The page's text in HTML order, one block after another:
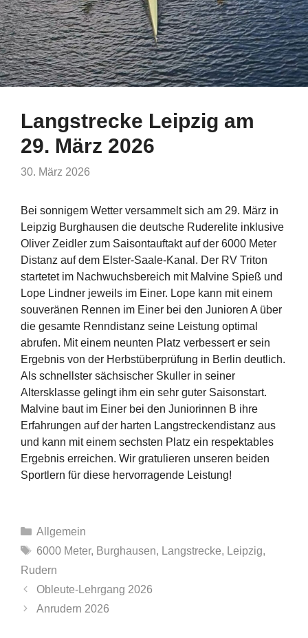
Langstrecke Leipzig am
29. März 2026
30. März 2026
Bei sonnigem Wetter versammelt sich am 29. März in
Leipzig Burghausen die deutsche Ruderelite inklusive
Oliver Zeidler zum Saisontauftakt auf der 6000 Meter
Distanz auf dem Elster-Saale-Kanal. Der RV Triton
startetet im Nachwuchsbereich mit Malvine Spieß und
Lope Lindner jeweils im Einer. Lope kann mit einem
souveränen Rennen im Einer bei den Junioren A über
die gesamte Renndistanz seine Leistung optimal
abrufen. Mit einem neunten Platz verbessert er sein
Ergebnis von der Herbstüberprüfung in Berlin deutlich.
Als schnellster sächsischer Skuller in seiner
Altersklasse gelingt ihm ein sehr guter Saisonstart.
Malvine baut im Einer bei den Juniorinnen B ihre
Erfahrungen auf der harten Langstreckendistanz aus
und kann mit einem sechsten Platz ein respektables
Ergebnis erreichen. Wir gratulieren unseren beiden
Sportlern für diese hervorragende Leistung!
Kategorien
Allgemein
Schlagwörter
6000 Meter, Burghausen, Langstrecke, Leipzig,
Rudern
Obleute-Lehrgang 2026
Anrudern 2026